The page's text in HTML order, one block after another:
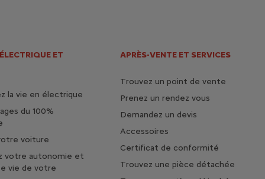
ET
la vie en électrique
du 100%
voiture
votre autonomie et
vie de votre
APRÈS-VENTE ET SERVICES
Trouvez un point de vente
Prenez un rendez vous
Demandez un devis
Accessoires
Certificat de conformité
Trouvez une pièce détachée